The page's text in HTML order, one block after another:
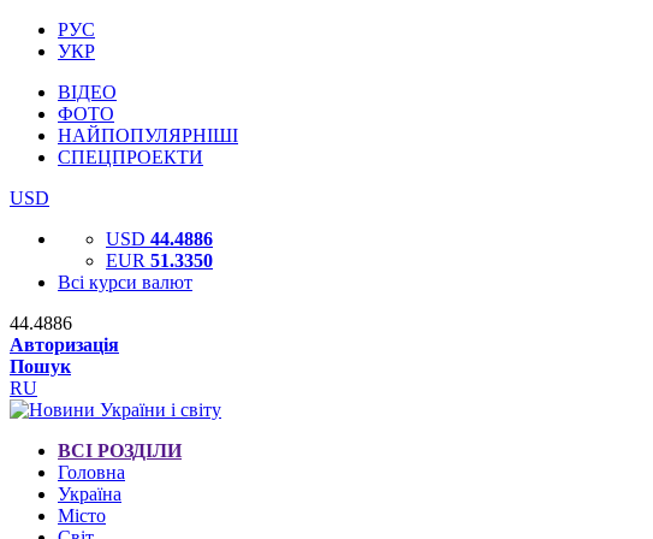
РУС
УКР
ВІДЕО
ФОТО
НАЙПОПУЛЯРНІШІ
СПЕЦПРОЕКТИ
USD
USD 44.4886
EUR 51.3350
Всі курси валют
44.4886
Авторизація
Пошук
RU
ВСІ РОЗДІЛИ
Головна
Україна
Місто